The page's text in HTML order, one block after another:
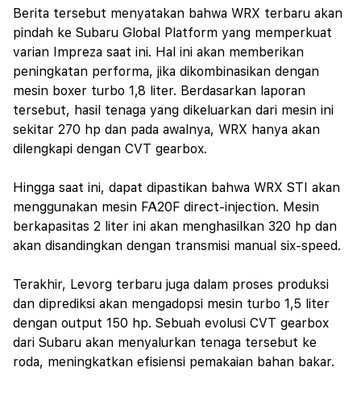
Berita tersebut menyatakan bahwa WRX terbaru akan
pindah ke Subaru Global Platform yang memperkuat
varian Impreza saat ini. Hal ini akan memberikan
peningkatan performa, jika dikombinasikan dengan
mesin boxer turbo 1,8 liter. Berdasarkan laporan
tersebut, hasil tenaga yang dikeluarkan dari mesin ini
sekitar 270 hp dan pada awalnya, WRX hanya akan
dilengkapi dengan CVT gearbox.
Hingga saat ini, dapat dipastikan bahwa WRX STI akan
menggunakan mesin FA20F direct-injection. Mesin
berkapasitas 2 liter ini akan menghasilkan 320 hp dan
akan disandingkan dengan transmisi manual six-speed.
Terakhir, Levorg terbaru juga dalam proses produksi
dan diprediksi akan mengadopsi mesin turbo 1,5 liter
dengan output 150 hp. Sebuah evolusi CVT gearbox
dari Subaru akan menyalurkan tenaga tersebut ke
roda, meningkatkan efisiensi pemakaian bahan bakar.